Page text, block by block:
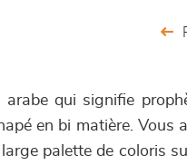
arabe qui signifie
en bi matière. Vous
palette de coloris